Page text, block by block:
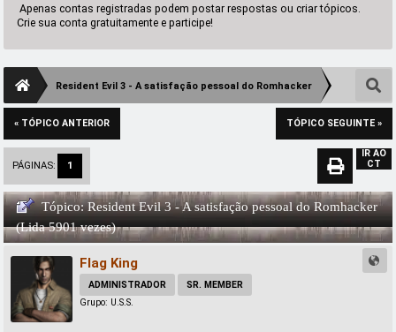
Apenas contas registradas podem postar respostas ou criar tópicos.
Crie sua conta gratuitamente e participe!
Resident Evil 3 - A satisfação pessoal do Romhacker
« TÓPICO ANTERIOR TÓPICO SEGUINTE »
IR AO
CT
PÁGINAS: 1
Tópico: Resident Evil 3 - A satisfação pessoal do Romhacker
(Lida 5901 vezes)
Flag King
ADMINISTRADOR
SR. MEMBER
Grupo: U.S.S.